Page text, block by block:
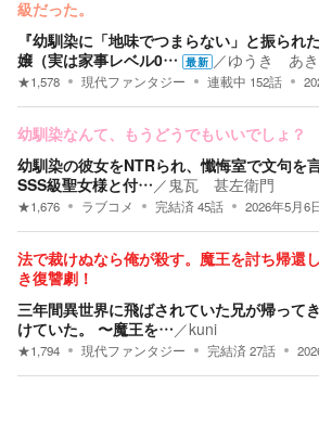
級だった。
『幼馴染に「地味でつまらない」と振られ
嬢（実は家事レベル0… 最新 ／ゆうき あ
★1,578 現代ファンタジー 連載中 152話
幼馴染なんて、もうどうでもいいでしょ？
幼馴染の彼女をNTRられ、懺悔室で文句を
SSS級聖女様と付… ／ 鬼瓦 甚左衛門
★1,676 ラブコメ 完結済45話 2026年5月6
法で裁けぬなら俺が殺す。魔王を討ち帰還
き復讐劇！
三年間異世界に飛ばされていた兄が帰って
けていた。 〜魔王を… ／kuni
★1,794 現代ファンタジー 完結済27話